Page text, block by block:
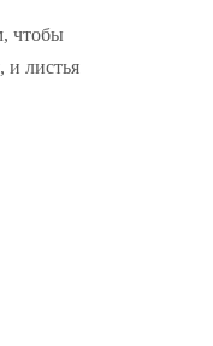
чтобы
и листья